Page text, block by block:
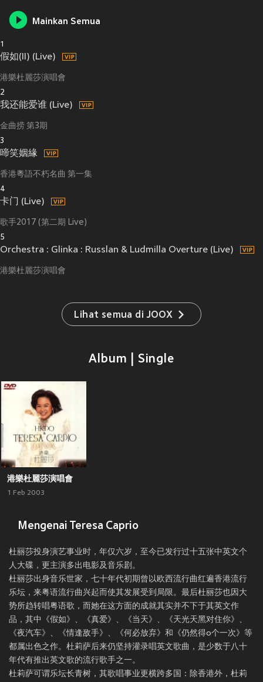
Mainkan Semua
1
假如(II) (Live)
港樂杜麗莎演唱會
2
我还能爱谁 (Live)
金曲捞 第3期
3
啼笑姻緣
香港粵語不朽名曲 第一集
4
卡门 (Live)
歌手2017 (第二期 Live)
5
Orchestra : Glinka : Russlan & Ludmilla Overture (Live)
港樂杜麗莎演唱會
Lihat semua di JOOX
Album | Single
港樂杜麗莎演唱會
1 Feb 2003
Mengenai Teresa Caprio
杜丽莎投身演艺事业时，年仅六岁，至今已发行过十五张中英文个
人大碟，更主演多出电影及音乐剧。
杜丽莎出身音乐世家，七十年代初期曾以欧西流行曲红遍香港流行
乐坛，来粤语流行曲兴起而使其发展受到局限。最后杜丽莎也因大
势所趋转唱粤语歌，而她在这方面的成就其实并不下于其英文作
品，其中《假如》、《真爱》、《当天》、《天光天黑对住你》、
《夜汽车》、《情逢敌手》、《何必放弃》和《仍然得o个一次》等
都属出色之作。杜莉萨后来仍坚持灌录唱英文歌曲，是少数于八十
年代有推出英文歌的流行歌手之一。
杜莉萨可谓乐坛长青树，其歌唱事业更横跨多国：除香港外，杜莉